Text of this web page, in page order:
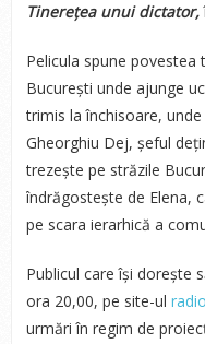
Tinerețea unui dictator,
Pelicula spune povestea
București unde ajunge
trimis la închisoare,
Gheorghiu Dej, șeful
trezește pe străzile
îndrăgostește de Elena,
pe scara ierarhică a
Publicul care își dorește
ora 20,00, pe site-ul
urmări în regim de